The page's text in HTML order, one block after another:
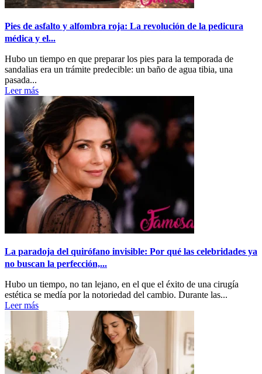
Pies de asfalto y alfombra roja: La revolución de la pedicura
médica y el...
Hubo un tiempo en que preparar los pies para la temporada de
sandalias era un trámite predecible: un baño de agua tibia, una
pasada...
Leer más
La paradoja del quirófano invisible: Por qué las celebridades ya
no buscan la perfección,...
Hubo un tiempo, no tan lejano, en el que el éxito de una cirugía
estética se medía por la notoriedad del cambio. Durante las...
Leer más